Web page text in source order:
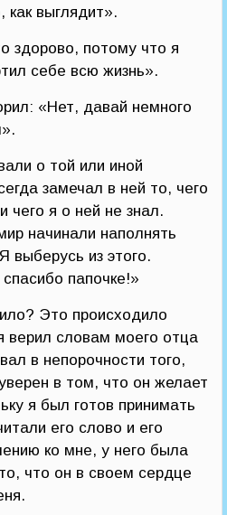
как выглядит».
здорово, потому что я
себе всю жизнь».
«Нет, давай немного
о той или иной
замечал в ней то, чего
чего я о ней не знал.
начинали наполнять
выберусь из этого.
папочке!»
Это происходило
верил словам моего отца
в непорочности того,
в том, что он желает
я был готов принимать
его слово и его
ко мне, у него была
что он в своем сердце